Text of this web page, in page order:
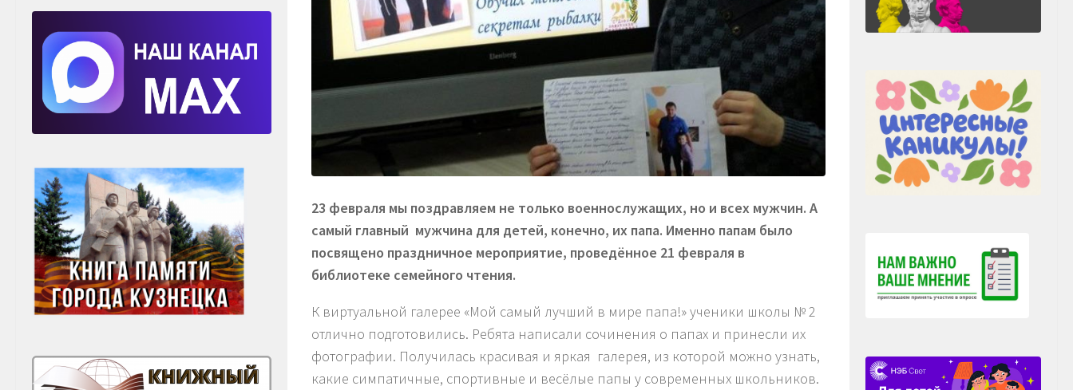
23 февраля мы поздравляем не только военнослужащих, но и всех мужчин. А
самый главный мужчина для детей, конечно, их папа. Именно папам было
посвящено праздничное мероприятие, проведённое 21 февраля в
библиотеке семейного чтения.
К виртуальной галерее «Мой cамый лучший в мире папа!» ученики школы № 2
отлично подготовились. Ребята написали сочинения о папах и принесли их
фотографии. Получилась красивая и яркая галерея, из которой можно узнать,
какие симпатичные, спортивные и весёлые папы у современных школьников.